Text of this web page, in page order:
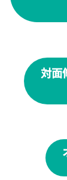
対面